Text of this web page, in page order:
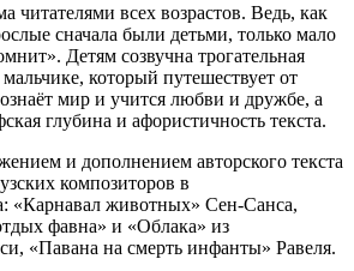
читателями всех возрастов. Ведь, как
сначала были детьми, только мало
Детям созвучна трогательная
который путешествует от
мир и учится любви и дружбе, а
глубина и афористичность текста.
и дополнением авторского текста
композиторов в
«Карнавал животных» Сен-Санса,
фавна» и «Облака» из
«Павана на смерть инфанты» Равеля.